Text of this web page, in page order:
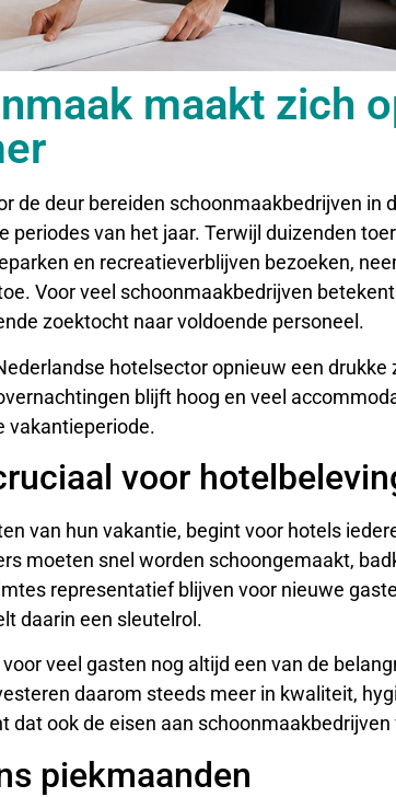
maakt zich
de deur bereiden schoonmaakbedrijven in
periodes van het jaar. Terwijl duizenden
en recreatieverblijven bezoeken,
Voor veel schoonmaakbedrijven
zoektocht naar voldoende personeel.
hotelsector opnieuw een
blijft hoog en veel
vakantieperiode.
voor
van hun vakantie, begint voor hotels
moeten snel worden schoongemaakt,
representatief blijven voor nieuwe
daarin een sleutelrol.
veel gasten nog altijd een van de
daarom steeds meer in kwaliteit,
dat ook de eisen aan
piekmaanden